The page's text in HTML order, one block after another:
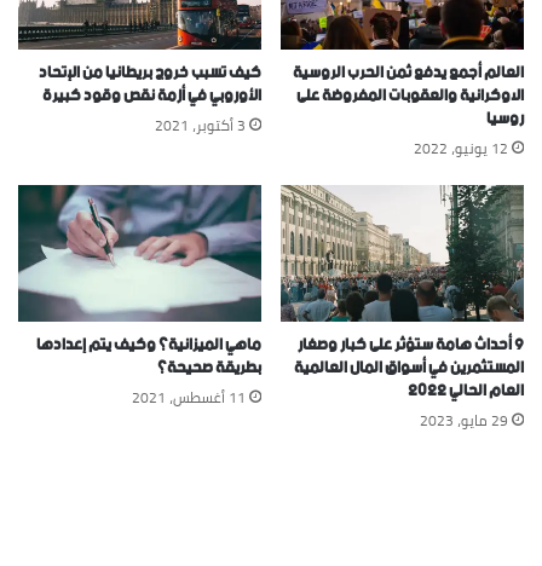
العالم أجمع يدفع ثمن الحرب الروسية
الاوكرانية والعقوبات المفروضة على
روسيا
12 يونيو، 2022
كيف تسبب خروج بريطانيا من الإتحاد
الأوروبي في أزمة نقص وقود كبيرة
3 أكتوبر، 2021
9 أحداث هامة ستؤثر على كبار وصغار
المستثمرين في أسواق المال العالمية
العام الحالي 2022
29 مايو، 2023
ماهي الميزانية؟ وكيف يتم إعدادها
بطريقة صحيحة؟
11 أغسطس، 2021